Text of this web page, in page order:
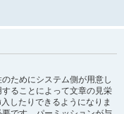
ためにシステム側が用意し
ることによって文章の見栄
したりできるようになりま